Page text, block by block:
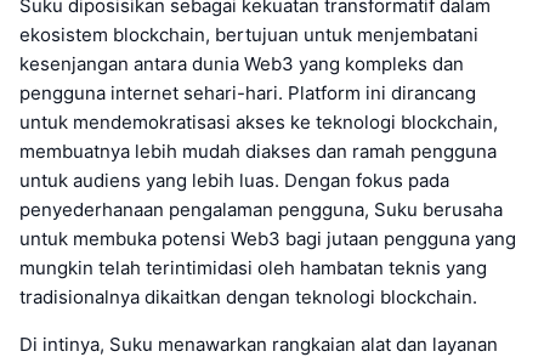
Suku diposisikan sebagai kekuatan transformatif dalam
ekosistem blockchain, bertujuan untuk menjembatani
kesenjangan antara dunia Web3 yang kompleks dan
pengguna internet sehari-hari. Platform ini dirancang
untuk mendemokratisasi akses ke teknologi blockchain,
membuatnya lebih mudah diakses dan ramah pengguna
untuk audiens yang lebih luas. Dengan fokus pada
penyederhanaan pengalaman pengguna, Suku berusaha
untuk membuka potensi Web3 bagi jutaan pengguna yang
mungkin telah terintimidasi oleh hambatan teknis yang
tradisionalnya dikaitkan dengan teknologi blockchain.
Di intinya, Suku menawarkan rangkaian alat dan layanan